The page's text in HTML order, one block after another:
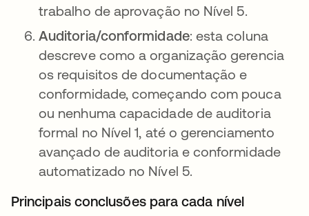
trabalho de aprovação no Nível 5.
Auditoria/conformidade: esta coluna
descreve como a organização gerencia
os requisitos de documentação e
conformidade, começando com pouca
ou nenhuma capacidade de auditoria
formal no Nível 1, até o gerenciamento
avançado de auditoria e conformidade
automatizado no Nível 5.
Principais conclusões para cada nível